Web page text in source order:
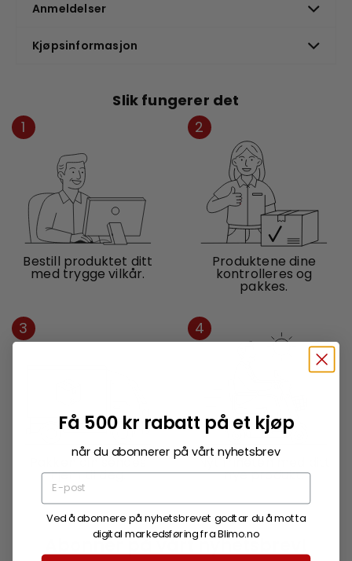
Anmeldelser
Kjøpsinformasjon
Slik fungerer det
1
Bestill produktet ditt
med trygge vilkår.
2
Produktene dine
kontrolleres og
pakkes.
3
hjem til deg.
4
Nyt friheten med ditt
nye produkt.
Abonner på vårt nyhetsbrev!
Få 500 kr rabatt på et kjøp
når du abonnerer på vårt nyhetsbrev
Ved å abonnere på nyhetsbrevet godtar du å motta
digital markedsføring fra Blimo.no